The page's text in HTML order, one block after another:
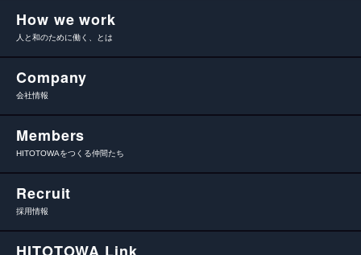
How we work
人と和のために働く、とは
Company
会社情報
Members
HITOTOWAをつくる仲間たち
Recruit
採用情報